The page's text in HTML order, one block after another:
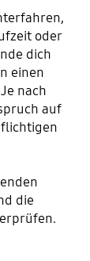
oder
dich
einen
nach
auf
die